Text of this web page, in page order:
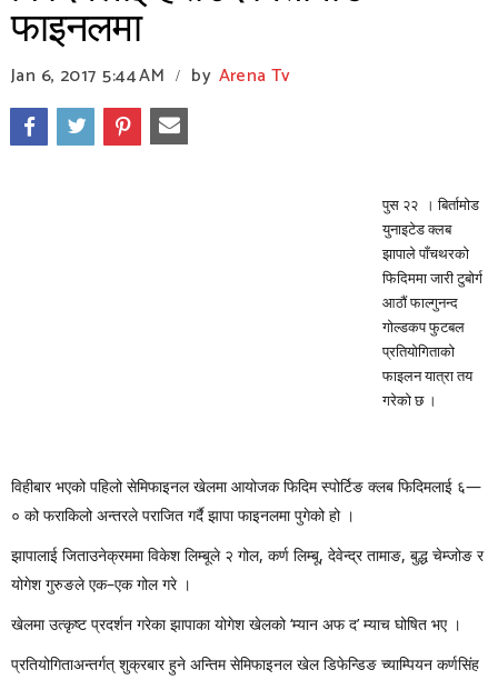
फाइनलमा
Jan 6, 2017 5:44 AM / by Arena Tv
पुस २२ । बिर्तामोड
युनाइटेड क्लब
झापाले पाँचथरको
फिदिममा जारी टुबोर्ग
आठौं फाल्गुनन्द
गोल्डकप फुटबल
प्रतियोगिताको
फाइलन यात्रा तय
गरेको छ ।
विहीबार भएको पहिलो सेमिफाइनल खेलमा आयोजक फिदिम स्पोर्टिङ क्लब फिदिमलाई ६—
० को फराकिलो अन्तरले पराजित गर्दै झापा फाइनलमा पुगेको हो ।
झापालाई जिताउनेक्रममा विकेश लिम्बूले २ गोल, कर्ण लिम्बू, देवेन्द्र तामाङ, बुद्ध चेम्जोङ र
योगेश गुरुङले एक–एक गोल गरे ।
खेलमा उत्कृष्ट प्रदर्शन गरेका झापाका योगेश खेलको ‘म्यान अफ द’ म्याच घोषित भए ।
प्रतियोगिताअन्तर्गत् शुक्रबार हुने अन्तिम सेमिफाइनल खेल डिफेन्डिङ च्याम्पियन कर्णसिंह